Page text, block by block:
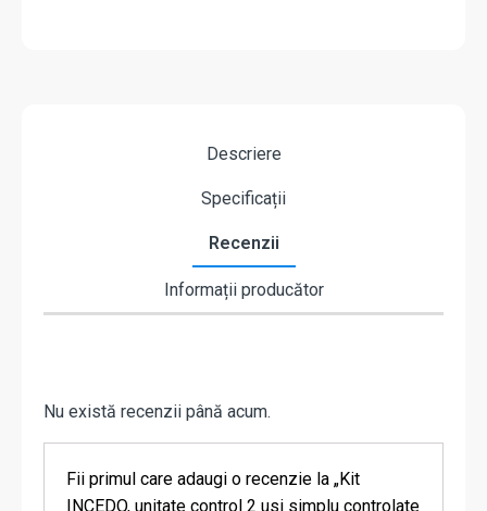
Descriere
Specificații
Recenzii
Informații producător
Nu există recenzii până acum.
Fii primul care adaugi o recenzie la „Kit
INCEDO, unitate control 2 usi simplu controlate